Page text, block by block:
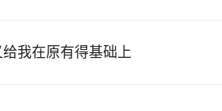
我在原有得基础上